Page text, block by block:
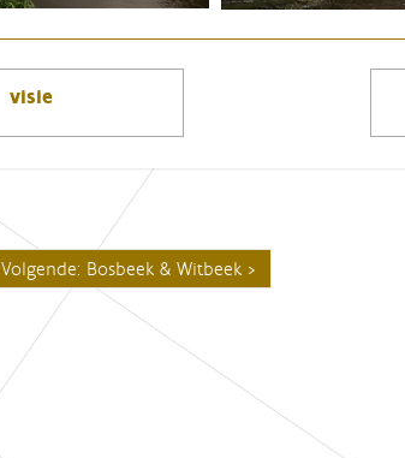
visie
Volgende: Bosbeek & Witbeek